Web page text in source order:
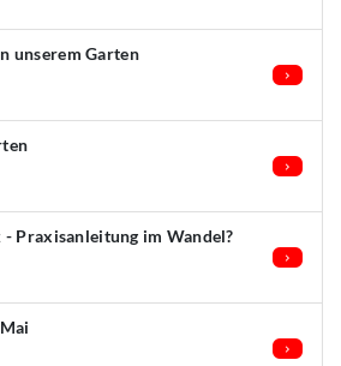
unserem Garten
Praxisanleitung im Wandel?